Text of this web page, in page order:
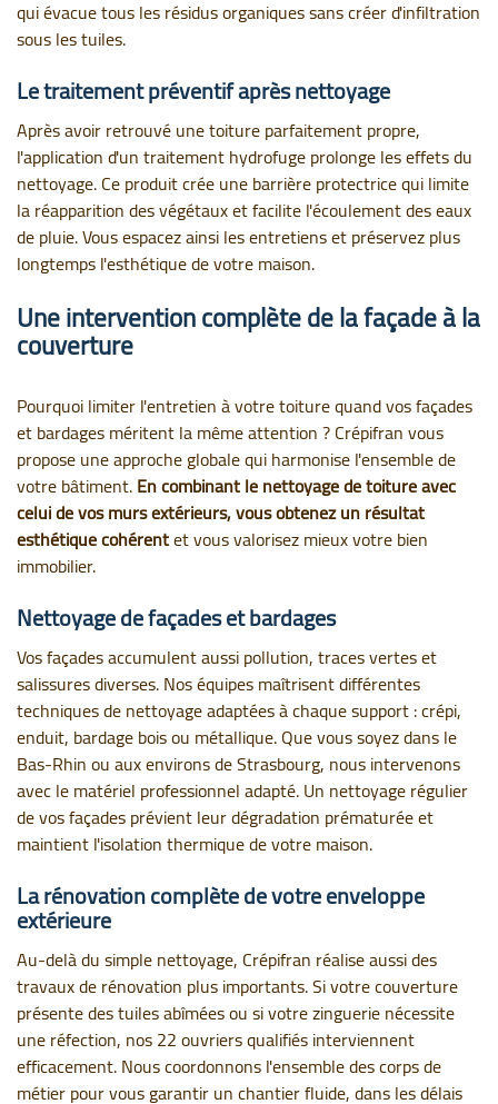
qui évacue tous les résidus organiques sans créer d'infiltration
sous les tuiles.
Le traitement préventif après nettoyage
Après avoir retrouvé une toiture parfaitement propre,
l'application d'un traitement hydrofuge prolonge les effets du
nettoyage. Ce produit crée une barrière protectrice qui limite
la réapparition des végétaux et facilite l'écoulement des eaux
de pluie. Vous espacez ainsi les entretiens et préservez plus
longtemps l'esthétique de votre maison.
Une intervention complète de la façade à la
couverture
Pourquoi limiter l'entretien à votre toiture quand vos façades
et bardages méritent la même attention ? Crépifran vous
propose une approche globale qui harmonise l'ensemble de
votre bâtiment.En combinant le nettoyage de toiture avec
celui de vos murs extérieurs, vous obtenez un résultat
esthétique cohérentet vous valorisez mieux votre bien
immobilier.
Nettoyage de façades et bardages
Vos façades accumulent aussi pollution, traces vertes et
salissures diverses. Nos équipes maîtrisent différentes
techniques de nettoyage adaptées à chaque support : crépi,
enduit, bardage bois ou métallique. Que vous soyez dans le
Bas-Rhin ou aux environs de Strasbourg, nous intervenons
avec le matériel professionnel adapté. Un nettoyage régulier
de vos façades prévient leur dégradation prématurée et
maintient l'isolation thermique de votre maison.
La rénovation complète de votre enveloppe
extérieure
Au-delà du simple nettoyage, Crépifran réalise aussi des
travaux de rénovation plus importants. Si votre couverture
présente des tuiles abîmées ou si votre zinguerie nécessite
une réfection, nos 22 ouvriers qualifiés interviennent
efficacement. Nous coordonnons l'ensemble des corps de
métier pour vous garantir un chantier fluide, dans les délais